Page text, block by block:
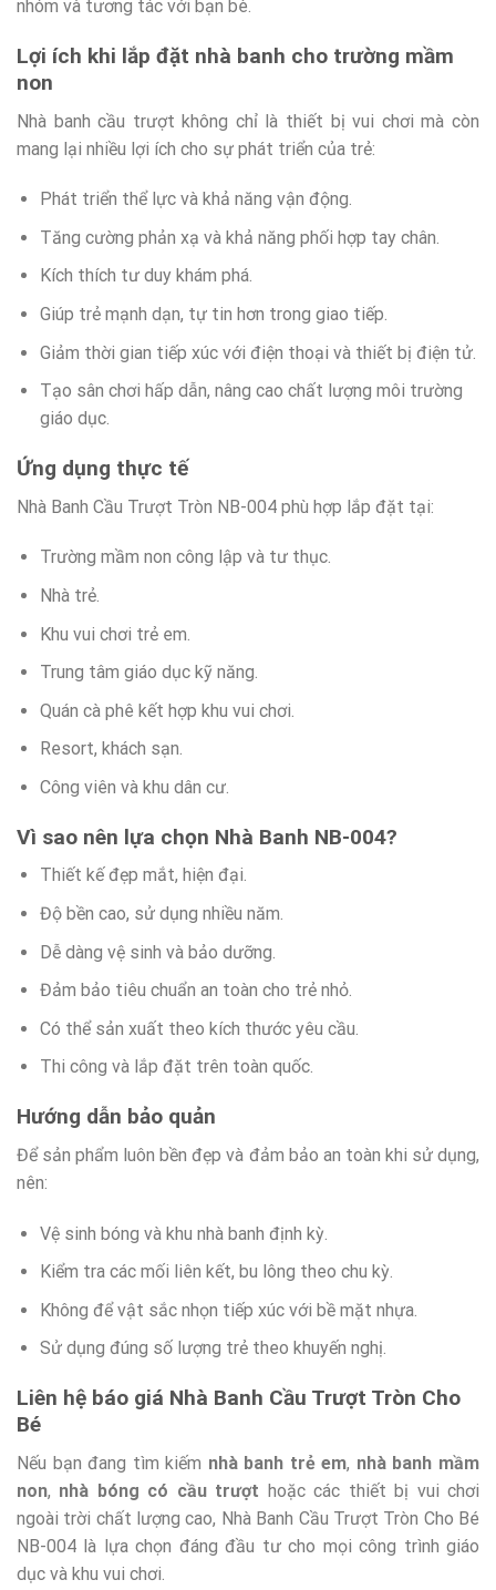
nhóm và tương tác với bạn bè.
Lợi ích khi lắp đặt nhà banh cho trường mầm
non
Nhà banh cầu trượt không chỉ là thiết bị vui chơi mà còn
mang lại nhiều lợi ích cho sự phát triển của trẻ:
Phát triển thể lực và khả năng vận động.
Tăng cường phản xạ và khả năng phối hợp tay chân.
Kích thích tư duy khám phá.
Giúp trẻ mạnh dạn, tự tin hơn trong giao tiếp.
Giảm thời gian tiếp xúc với điện thoại và thiết bị điện tử.
Tạo sân chơi hấp dẫn, nâng cao chất lượng môi trường
giáo dục.
Ứng dụng thực tế
Nhà Banh Cầu Trượt Tròn NB-004 phù hợp lắp đặt tại:
Trường mầm non công lập và tư thục.
Nhà trẻ.
Khu vui chơi trẻ em.
Trung tâm giáo dục kỹ năng.
Quán cà phê kết hợp khu vui chơi.
Resort, khách sạn.
Công viên và khu dân cư.
Vì sao nên lựa chọn Nhà Banh NB-004?
Thiết kế đẹp mắt, hiện đại.
Độ bền cao, sử dụng nhiều năm.
Dễ dàng vệ sinh và bảo dưỡng.
Đảm bảo tiêu chuẩn an toàn cho trẻ nhỏ.
Có thể sản xuất theo kích thước yêu cầu.
Thi công và lắp đặt trên toàn quốc.
Hướng dẫn bảo quản
Để sản phẩm luôn bền đẹp và đảm bảo an toàn khi sử dụng,
nên:
Vệ sinh bóng và khu nhà banh định kỳ.
Kiểm tra các mối liên kết, bu lông theo chu kỳ.
Không để vật sắc nhọn tiếp xúc với bề mặt nhựa.
Sử dụng đúng số lượng trẻ theo khuyến nghị.
Liên hệ báo giá Nhà Banh Cầu Trượt Tròn Cho
Bé
Nếu bạn đang tìm kiếm nhà banh trẻ em, nhà banh mầm
non, nhà bóng có cầu trượt hoặc các thiết bị vui chơi
ngoài trời chất lượng cao, Nhà Banh Cầu Trượt Tròn Cho Bé
NB-004 là lựa chọn đáng đầu tư cho mọi công trình giáo
dục và khu vui chơi.